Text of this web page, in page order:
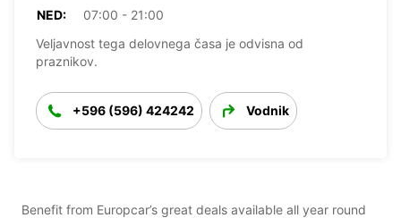
NED:
07:00 - 21:00
Veljavnost tega delovnega časa je odvisna od
praznikov.
+596 (596) 424242 Vodnik
Benefit from Europcar’s great deals available all year round